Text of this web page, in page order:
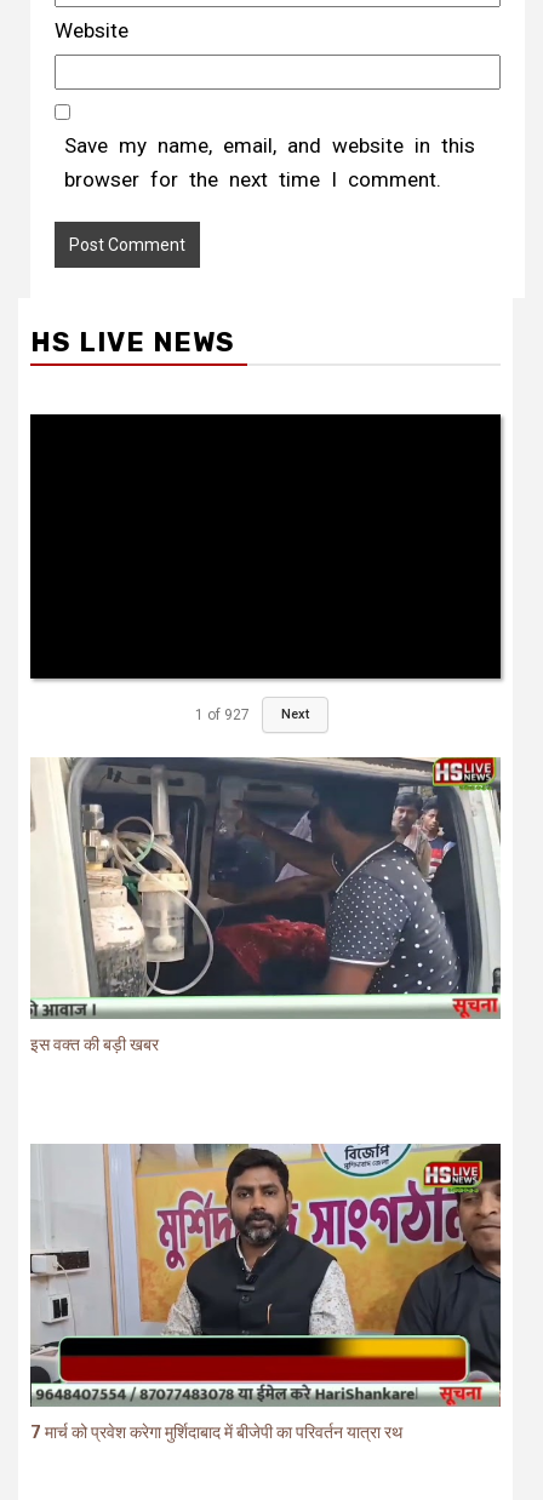
Website
Save my name, email, and website in this
browser for the next time I comment.
HS LIVE NEWS
1 of 927 Next
इस वक्त की बड़ी खबर
7 मार्च को प्रवेश करेगा मुर्शिदाबाद में बीजेपी का परिवर्तन यात्रा रथ